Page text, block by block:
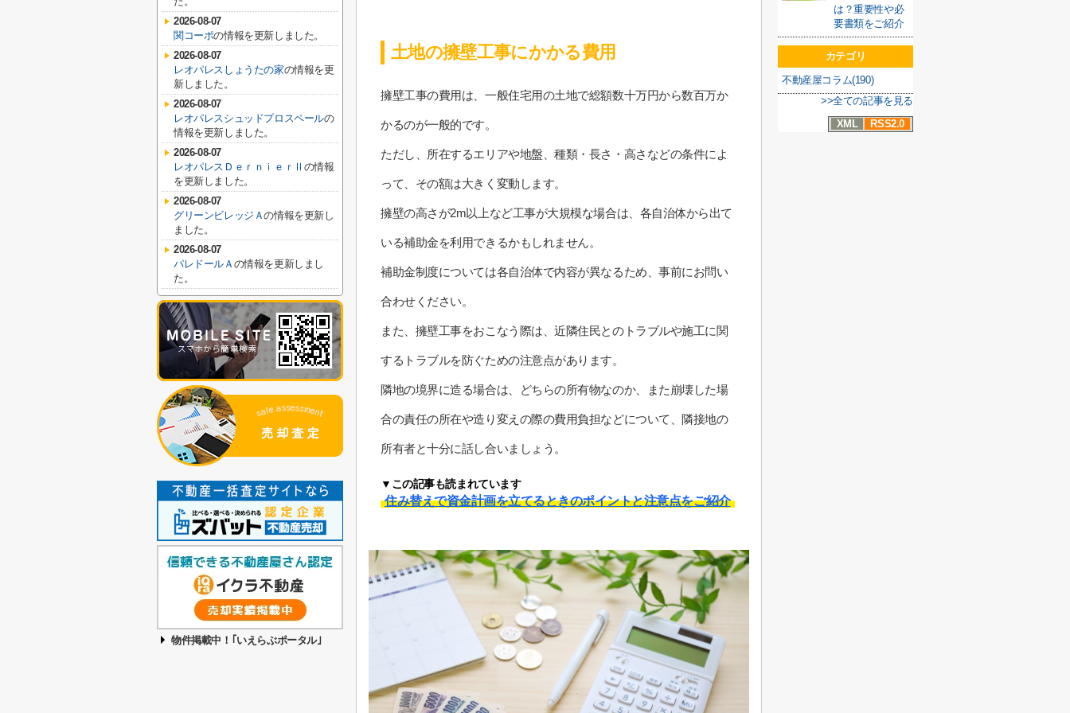
土地の擁壁工事にかかる費用
擁壁工事の費用は、一般住宅用の土地で総額数十万円から数百万か
かるのが一般的です。
ただし、所在するエリアや地盤、種類・長さ・高さなどの条件によ
って、その額は大きく変動します。
擁壁の高さが2m以上など工事が大規模な場合は、各自治体から出て
いる補助金を利用できるかもしれません。
補助金制度については各自治体で内容が異なるため、事前にお問い
合わせください。
また、擁壁工事をおこなう際は、近隣住民とのトラブルや施工に関
するトラブルを防ぐための注意点があります。
隣地の境界に造る場合は、どちらの所有物なのか、また崩壊した場
合の責任の所在や造り変えの際の費用負担などについて、隣接地の
所有者と十分に話し合いましょう。
▼この記事も読まれています
住み替えで資金計画を立てるときのポイントと注意点をご紹介
は？重要性や必
要書類をご紹介
カテゴリ
不動産屋コラム(190)
>>全ての記事を見る
XML
RSS2.0
2026-08-07
関コーポの情報を更新しました。
2026-08-07
レオパレスしょうたの家の情報を更
新しました。
2026-08-07
レオパレスシュッドプロスペールの
情報を更新しました。
2026-08-07
レオパレスＤｅｒｎｉｅｒⅡ の情報
を更新しました。
2026-08-07
グリーンビレッジＡの情報を更新し
ました。
2026-08-07
パレドールＡ の情報を更新しまし
た。
物件掲載中！｢いえらぶポータル｣